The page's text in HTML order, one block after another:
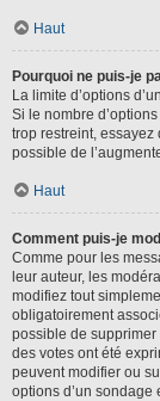
Haut
Pourquoi ne puis-je
La limite d’options
Si le nombre
trop restreint, essayez
possible de
Haut
Comment puis-je
Comme pour les
leur auteur, les
modifiez tout
obligatoirement
possible de
des votes ont été
peuvent modifier ou
options d’un sondage